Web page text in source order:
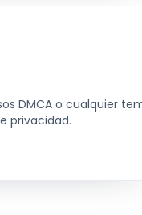
DMCA o cualquier
privacidad.